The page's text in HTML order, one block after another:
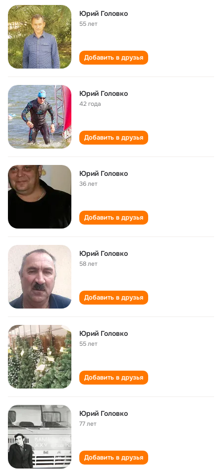
Юрий Головко
55 лет
Добавить в друзья
Юрий Головко
42 года
Добавить в друзья
Юрий Головко
36 лет
Добавить в друзья
Юрий Головко
58 лет
Добавить в друзья
Юрий Головко
55 лет
Добавить в друзья
Юрий Головко
77 лет
Добавить в друзья